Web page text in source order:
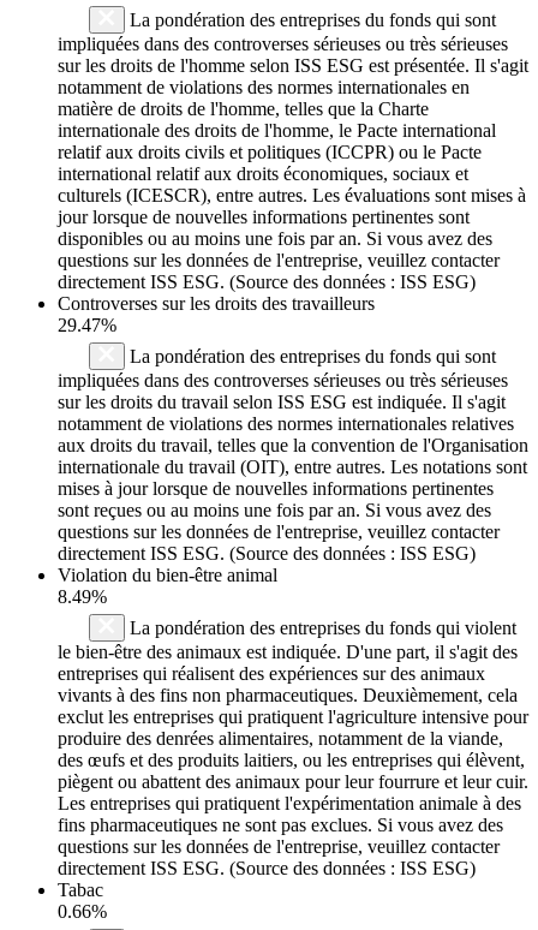
La pondération des entreprises du fonds qui sont
impliquées dans des controverses sérieuses ou très sérieuses
sur les droits de l'homme selon ISS ESG est présentée. Il s'agit
notamment de violations des normes internationales en
matière de droits de l'homme, telles que la Charte
internationale des droits de l'homme, le Pacte international
relatif aux droits civils et politiques (ICCPR) ou le Pacte
international relatif aux droits économiques, sociaux et
culturels (ICESCR), entre autres. Les évaluations sont mises à
jour lorsque de nouvelles informations pertinentes sont
disponibles ou au moins une fois par an. Si vous avez des
questions sur les données de l'entreprise, veuillez contacter
directement ISS ESG. (Source des données : ISS ESG)
Controverses sur les droits des travailleurs
29.47%
La pondération des entreprises du fonds qui sont
impliquées dans des controverses sérieuses ou très sérieuses
sur les droits du travail selon ISS ESG est indiquée. Il s'agit
notamment de violations des normes internationales relatives
aux droits du travail, telles que la convention de l'Organisation
internationale du travail (OIT), entre autres. Les notations sont
mises à jour lorsque de nouvelles informations pertinentes
sont reçues ou au moins une fois par an. Si vous avez des
questions sur les données de l'entreprise, veuillez contacter
directement ISS ESG. (Source des données : ISS ESG)
Violation du bien-être animal
8.49%
La pondération des entreprises du fonds qui violent
le bien-être des animaux est indiquée. D'une part, il s'agit des
entreprises qui réalisent des expériences sur des animaux
vivants à des fins non pharmaceutiques. Deuxièmement, cela
exclut les entreprises qui pratiquent l'agriculture intensive pour
produire des denrées alimentaires, notamment de la viande,
des œufs et des produits laitiers, ou les entreprises qui élèvent,
piègent ou abattent des animaux pour leur fourrure et leur cuir.
Les entreprises qui pratiquent l'expérimentation animale à des
fins pharmaceutiques ne sont pas exclues. Si vous avez des
questions sur les données de l'entreprise, veuillez contacter
directement ISS ESG. (Source des données : ISS ESG)
Tabac
0.66%